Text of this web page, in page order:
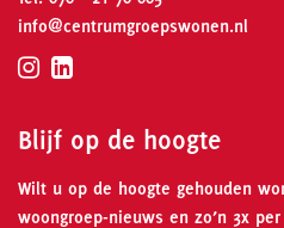
info@centrumgroepswonen.nl
Blijf op de hoogte
Wilt u op de hoogte gehouden
woongroep-nieuws en zo’n 3x